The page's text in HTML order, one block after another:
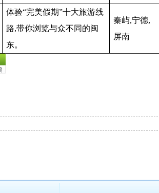
体验“完美假期”十大旅游线
路,带你浏览与众不同的闽
东。
秦屿,宁德,
屏南